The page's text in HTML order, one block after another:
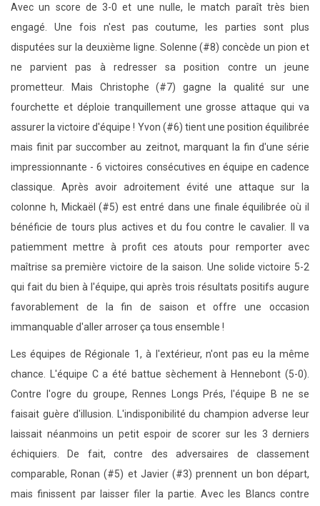
Avec un score de 3-0 et une nulle, le match paraît très bien
engagé. Une fois n'est pas coutume, les parties sont plus
disputées sur la deuxième ligne. Solenne (#8) concède un pion et
ne parvient pas à redresser sa position contre un jeune
prometteur. Mais Christophe (#7) gagne la qualité sur une
fourchette et déploie tranquillement une grosse attaque qui va
assurer la victoire d'équipe ! Yvon (#6) tient une position équilibrée
mais finit par succomber au zeitnot, marquant la fin d'une série
impressionnante - 6 victoires consécutives en équipe en cadence
classique. Après avoir adroitement évité une attaque sur la
colonne h, Mickaël (#5) est entré dans une finale équilibrée où il
bénéficie de tours plus actives et du fou contre le cavalier. Il va
patiemment mettre à profit ces atouts pour remporter avec
maîtrise sa première victoire de la saison. Une solide victoire 5-2
qui fait du bien à l'équipe, qui après trois résultats positifs augure
favorablement de la fin de saison et offre une occasion
immanquable d'aller arroser ça tous ensemble !
Les équipes de Régionale 1, à l'extérieur, n'ont pas eu la même
chance. L'équipe C a été battue sèchement à Hennebont (5-0).
Contre l'ogre du groupe, Rennes Longs Prés, l'équipe B ne se
faisait guère d'illusion. L'indisponibilité du champion adverse leur
laissait néanmoins un petit espoir de scorer sur les 3 derniers
échiquiers. De fait, contre des adversaires de classement
comparable, Ronan (#5) et Javier (#3) prennent un bon départ,
mais finissent par laisser filer la partie. Avec les Blancs contre